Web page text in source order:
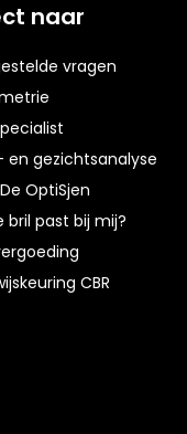
naar
vragen
en gezichtsanalyse
OptiSjen
bril past bij mij?
CBR